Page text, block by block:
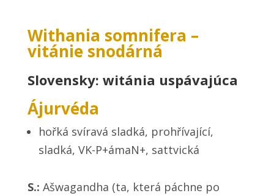
Withania somnifera –
vitánie snodárná
Slovensky: witánia uspávajúca
Ájurvéda
hořká svíravá sladká, prohřívající,
sladká, VK-P+ámaN+, sattvická
S.: Ašwagandha (ta, která páchne po